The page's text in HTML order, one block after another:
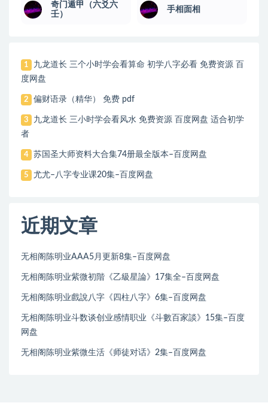
奇门遁甲（六爻六
壬）
手相面相
1
九龙道长 三个小时学会看算命 初学八字必看 免费资源 百
度网盘
2 偏财语录（精华） 免费 pdf
3
九龙道长 三小时学会看风水 免费资源 百度网盘 适合初学
者
4 苏国圣大师资料大合集74册最全版本–百度网盘
5 尤尤–八字专业课20集–百度网盘
近期文章
无相阁陈明业AAA5月更新8集–百度网盘
无相阁陈明业紫微初階《乙級星論》17集全–百度网盘
无相阁陈明业戲說八字《四柱八字》6集–百度网盘
无相阁陈明业斗数谈创业感情职业《斗數百家談》15集–百度
网盘
无相阁陈明业紫微生活《师徒对话》2集–百度网盘